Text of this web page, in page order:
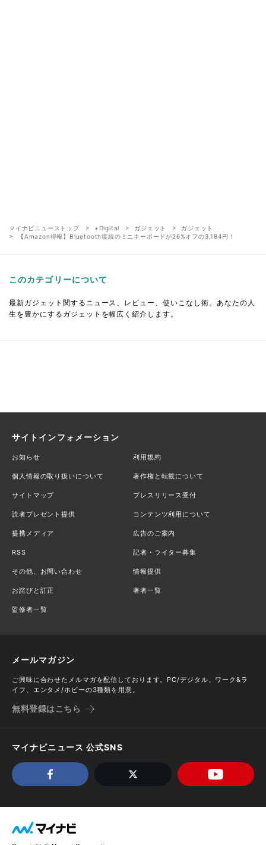
マイナビニューストップ +Digital ガジェット
ガジェット
【Amazon得報】Bluetooth接続のミニキーボードが26%オフの3,184円！
このカテゴリーについて
最新ガジェット関するニュース、レビュー、使いこなし術。あなたの人
生を豊かにするガジェットを幅広く紹介します。
サイトインフォメーション
お知らせ 利用規約
個人情報の取り扱いについて 著作権と転載について
サイトマップ プレスリリース受付
読者プレゼント提供 コンテンツ利用について
提携メディア 広告のご案内
RSS 記者・ライター募集
その他、お問い合わせ 情報提供
お詫びと訂正 著者一覧
監修者一覧
メールマガジン
ご興味に合わせたメルマガを配信しております。PC/デジタル、ワーク&ラ
イフ、エンタメ/ホビーの3種類を用意。
無料登録はこちら
マイナビニュース 公式SNS